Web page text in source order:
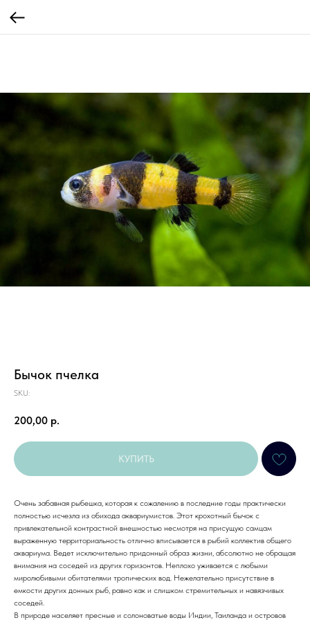
Бычок пчелка
SKU:
200,00 р.
КУПИТЬ
Очень забавная рыбешка, которая к сожалению в последние годы практически
полностью исчезла из обихода аквариумистов. Этот крохотный бычок с
привлекательной контрастной внешностью несмотря на присущую самцам
выраженную территориальность отлично вписывается в рыбий коллектив общего
аквариума. Ведет исключительно придонный образ жизни, абсолютно не обращая
внимания на соседей из других горизонтов. Неплохо уживается с любыми
миролюбивыми обитателями тропических вод. Нежелательно присутствие в
емкости других донных рыб, равно как и слишком стремительных и навязчивых
соседей.
В природе населяет пресные и солоноватые воды Индии, Таиланда и островов